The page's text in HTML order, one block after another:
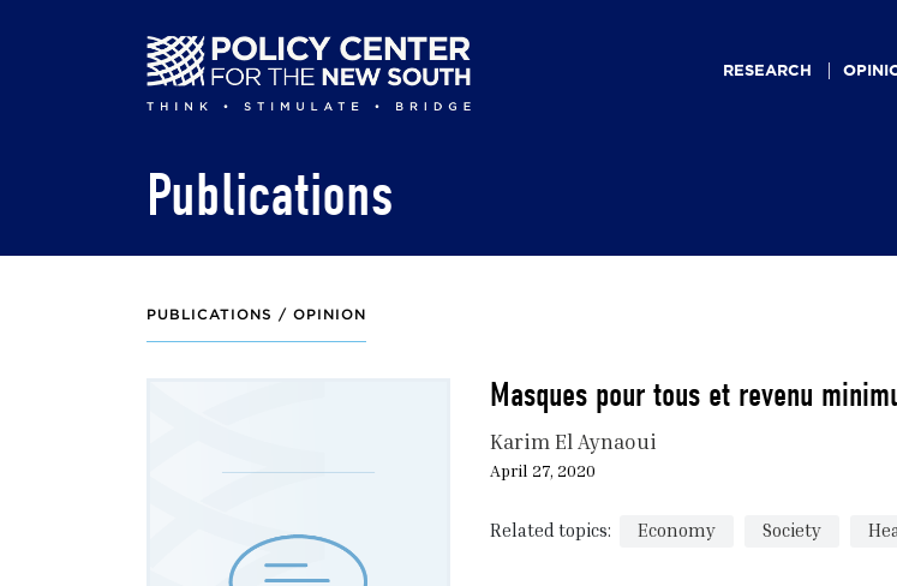
navigationRESEARCH
Publications
PUBLICATIONS / OPINION
Masques pour tous et revenu
Karim El Aynaoui
April 27, 2020
Related topics: Economy Society